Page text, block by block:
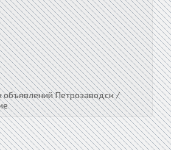
объявлений Петрозаводск /